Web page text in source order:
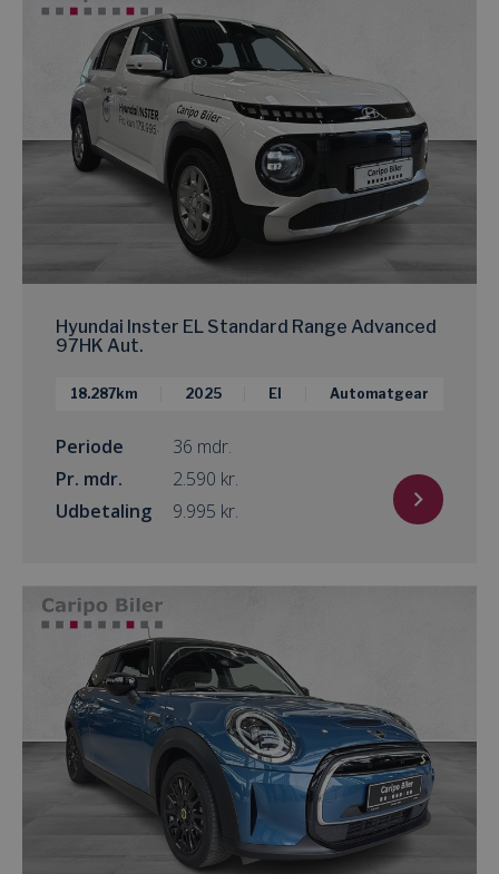
Hyundai Inster EL Standard Range Advanced
97HK Aut.
18.287km 2025 El Automatgear
Periode
36 mdr.
Pr. mdr.
kr.
Udbetaling
kr.